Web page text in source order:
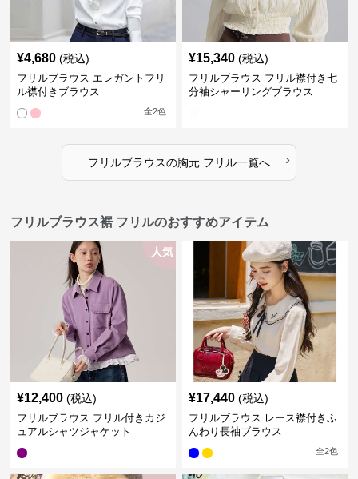
¥4,680 (税込)
フリルブラウス エレガントフリ
ル襟付きブラウス
全2色
¥15,340 (税込)
フリルブラウス フリル襟付き七
分袖シャーリングブラウス
フリルブラウスの胸元 フリル一覧へ ›
フリルブラウス裾 フリルのおすすめアイテム
人気
¥12,400 (税込)
フリルブラウス フリル付きカジ
ュアルシャツジャケット
¥17,440 (税込)
フリルブラウス レース襟付きふ
んわり長袖ブラウス
全2色